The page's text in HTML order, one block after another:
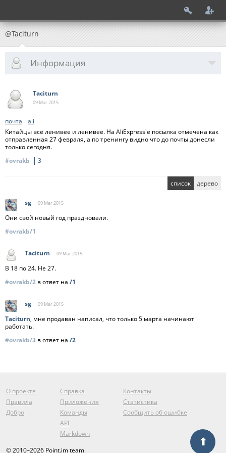
@Taciturn
Информация
Taciturn
09 Mar2015
почта
ali
Китайцы всё ленивее и ленивее. На AliExpress'е посылка отмечена как
отправленная 27 февраля, а по тренингу видно что до почты донесли
только сегодня.
#ovrakb
3
список дерево
sg 09 Mar2015
Они свой новый год праздновали.
#ovrakb/1
Taciturn 09 Mar2015
В 18 по 24. Не 27.
#ovrakb/2 в ответ на /1
sg 09 Mar2015
Taciturn, мне продаван написал, что только 5 марта начинают
работать.
#ovrakb/3 в ответ на /2
⬆
О проекте
Правила
Добро
Справка
Приложения
Команды
API
Markdown
Контакты
Статистика
Сообщить об ошибке
© 2010–2026 Point.im team